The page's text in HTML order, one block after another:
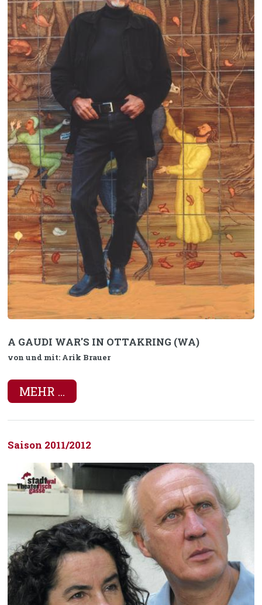
A GAUDI WAR'S IN OTTAKRING (WA)
von und mit: Arik Brauer
MEHR ...
Saison 2011/2012